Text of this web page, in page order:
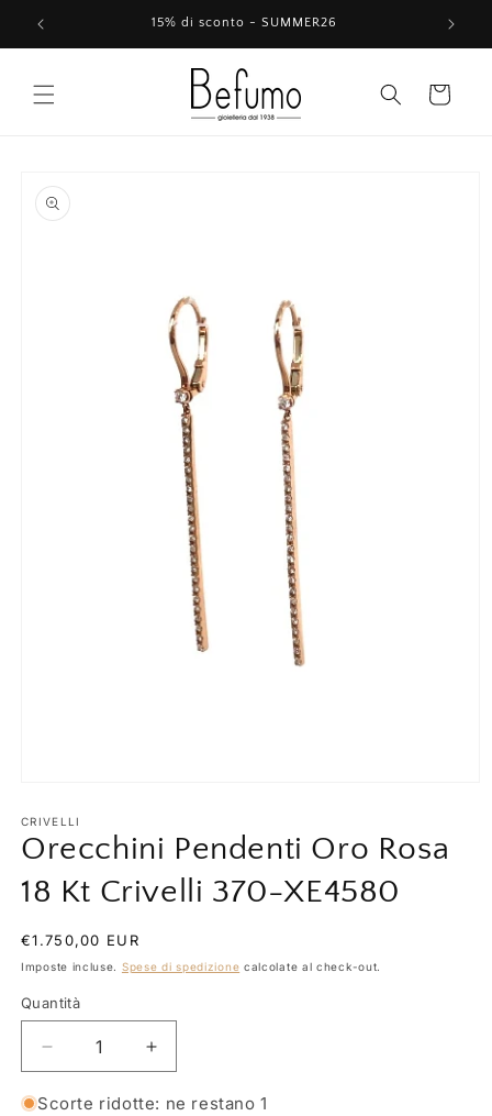
direttamente
ai contenuti
15% di sconto - SUMMER26
Carrello
informazioni
sul prodotto
multimediali
1
in
modale
CRIVELLI
Orecchini Pendenti Oro Rosa
18 Kt Crivelli 370-XE4580
Prezzo
di
€1.750,00 EUR
Imposte incluse. Spese di spedizione calcolate al check-out.
Quantità
Quantità
Diminuisci
quantità
per
Aumenta
quantità
per
Scorte ridotte: ne restano 1